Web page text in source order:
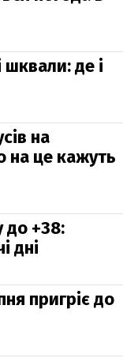
шквали: де і
на
на це кажуть
до +38:
дні
пригріє до